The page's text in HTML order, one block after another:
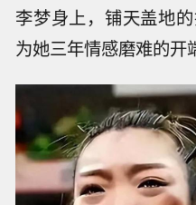
李梦身上，铺天盖地
为她三年情感磨难的开